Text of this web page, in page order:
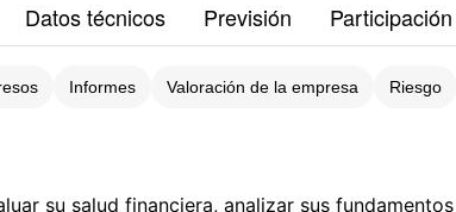
Datos técnicos Previsión Participación
Informes Valoración de la empresa Riesgo
su salud financiera, analizar sus